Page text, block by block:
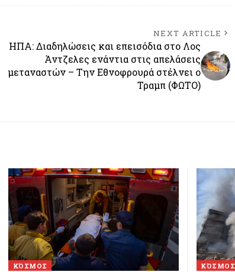
NEXT ARTICLE
ΗΠΑ: Διαδηλώσεις και επεισόδια στο Λος
Άντζελες ενάντια στις απελάσεις
μεταναστών – Την Εθνοφρουρά στέλνει ο
Τραμπ (ΦΩΤΟ)
ΚΌΣΜΟΣ ΚΌΣΜΟΣ